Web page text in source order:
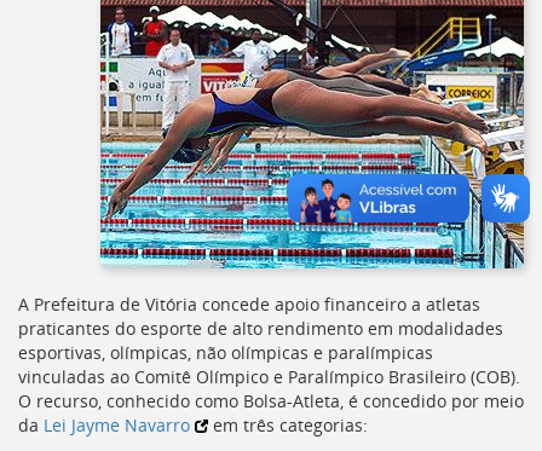
A Prefeitura de Vitória concede apoio financeiro a atletas
praticantes do esporte de alto rendimento em modalidades
esportivas, olímpicas, não olímpicas e paralímpicas
vinculadas ao Comitê Olímpico e Paralímpico Brasileiro (COB).
O recurso, conhecido como Bolsa-Atleta, é concedido por meio
da Lei Jayme Navarro
em três categorias: